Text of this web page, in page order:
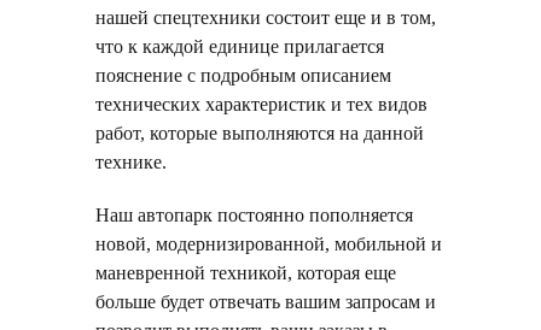
нашей спецтехники состоит еще и в том,
что к каждой единице прилагается
пояснение с подробным описанием
технических характеристик и тех видов
работ, которые выполняются на данной
технике.
Наш автопарк постоянно пополняется
новой, модернизированной, мобильной и
маневренной техникой, которая еще
больше будет отвечать вашим запросам и